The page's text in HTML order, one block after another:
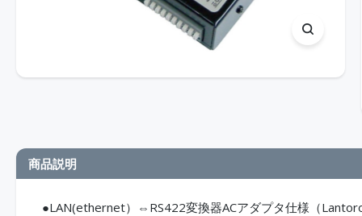
商品説明
●LAN(ethernet）⇔RS422変換器ACアダプタ仕様（